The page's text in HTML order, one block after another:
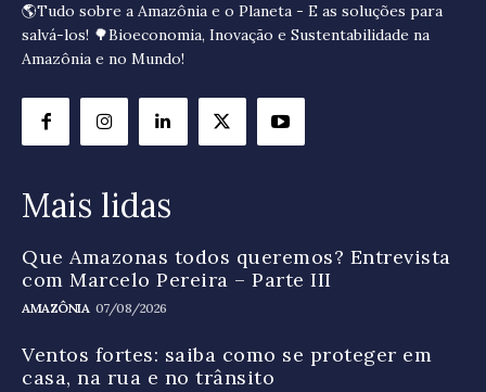
🌎Tudo sobre a Amazônia e o Planeta - E as soluções para
salvá-los! 🌳Bioeconomia, Inovação e Sustentabilidade na
Amazônia e no Mundo!
Mais lidas
Que Amazonas todos queremos? Entrevista
com Marcelo Pereira – Parte III
AMAZÔNIA 07/08/2026
Ventos fortes: saiba como se proteger em
casa, na rua e no trânsito